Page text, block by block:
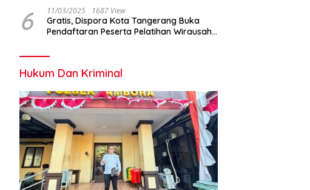
6 11/03/2025 1687 View
Gratis, Dispora Kota Tangerang Buka
Pendaftaran Peserta Pelatihan Wirausaha
Hukum Dan Kriminal